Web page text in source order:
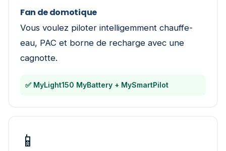
Fan de domotique
Vous voulez piloter intelligemment chauffe-
eau, PAC et borne de recharge avec une
cagnotte.
✅ MyLight150 MyBattery + MySmartPilot
📱